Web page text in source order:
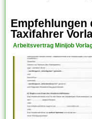
Empfehlungen
Taxifahrer
Arbeitsvertrag Minijob